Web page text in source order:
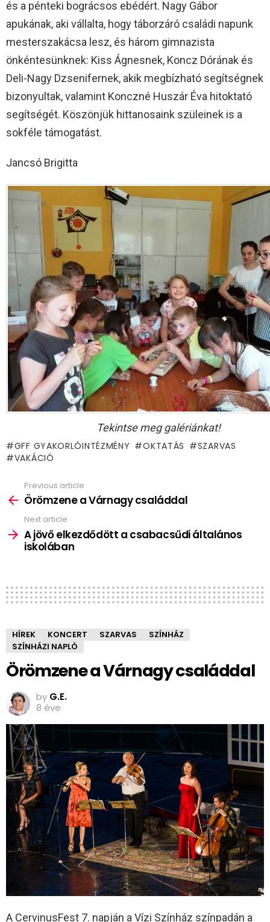
és a pénteki bográcsos ebédért. Nagy Gábor
apukának, aki vállalta, hogy táborzáró családi napunk
mesterszakácsa lesz, és három gimnazista
önkéntesünknek: Kiss Ágnesnek, Koncz Dórának és
Deli-Nagy Dzsenifernek, akik megbízható segítségnek
bizonyultak, valamint Konczné Huszár Éva hitoktató
segítségét. Köszönjük hittanosaink szüleinek is a
sokféle támogatást.
Jancsó Brigitta
Tekintse meg galériánkat!
GFF GYAKORLÓINTÉZMÉNY OKTATÁS
SZARVAS
VAKÁCIÓ
more
Previous article
Örömzene a Várnagy családdal
Next article
A jövő elkezdődött a csabacsűdi általános
iskolában
HÍREK KONCERT SZARVAS
SZÍNHÁZ
SZÍNHÁZI NAPLÓ
Örömzene a Várnagy családdal
by G.E.
8 éve
A CervinusFest 7. napján a Vízi Színház színpadán a